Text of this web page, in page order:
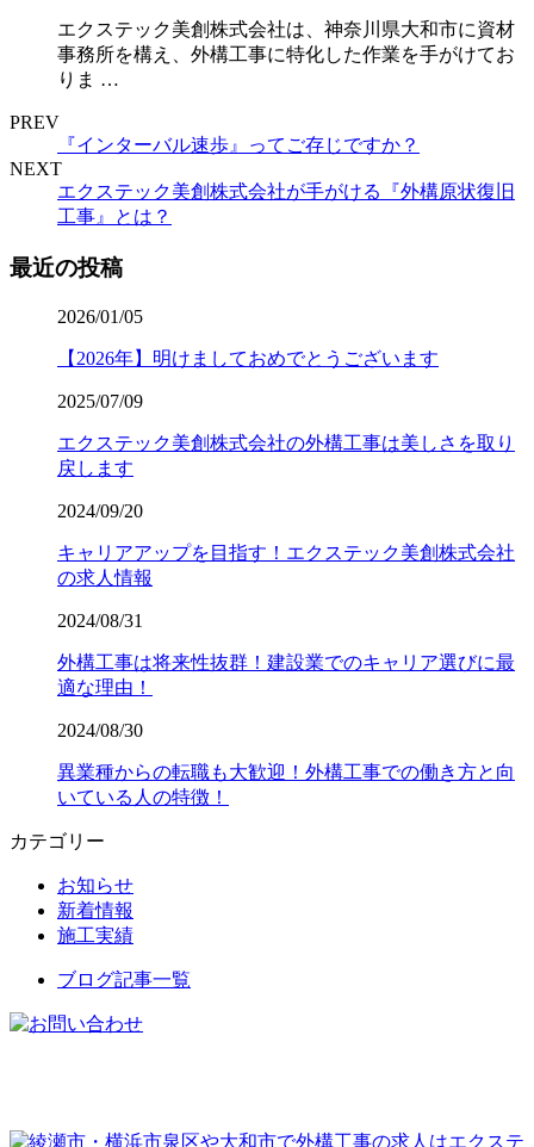
エクステック美創株式会社は、神奈川県大和市に資材
事務所を構え、外構工事に特化した作業を手がけてお
りま …
PREV
『インターバル速歩』ってご存じですか？
NEXT
エクステック美創株式会社が手がける『外構原状復旧
工事』とは？
最近の投稿
2026/01/05
【2026年】明けましておめでとうございます
2025/07/09
エクステック美創株式会社の外構工事は美しさを取り
戻します
2024/09/20
キャリアアップを目指す！エクステック美創株式会社
の求人情報
2024/08/31
外構工事は将来性抜群！建設業でのキャリア選びに最
適な理由！
2024/08/30
異業種からの転職も大歓迎！外構工事での働き方と向
いている人の特徴！
カテゴリー
お知らせ
新着情報
施工実績
ブログ記事一覧